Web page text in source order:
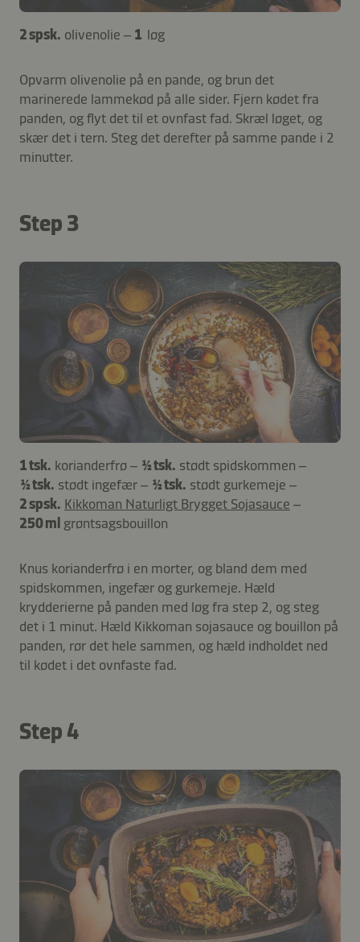
2 spsk. olivenolie – 1 løg
Opvarm olivenolie på en pande, og brun det
marinerede lammekød på alle sider. Fjern kødet fra
panden, og flyt det til et ovnfast fad. Skræl løget, og
skær det i tern. Steg det derefter på samme pande i 2
minutter.
Step 3
1 tsk. korianderfrø – ½ tsk. stødt spidskommen –
½ tsk. stødt ingefær – ½ tsk. stødt gurkemeje –
2 spsk. Kikkoman Naturligt Brygget Sojasauce –
250 ml grøntsagsbouillon
Knus korianderfrø i en morter, og bland dem med
spidskommen, ingefær og gurkemeje. Hæld
krydderierne på panden med løg fra step 2, og steg
det i 1 minut. Hæld Kikkoman sojasauce og bouillon på
panden, rør det hele sammen, og hæld indholdet ned
til kødet i det ovnfaste fad.
Step 4